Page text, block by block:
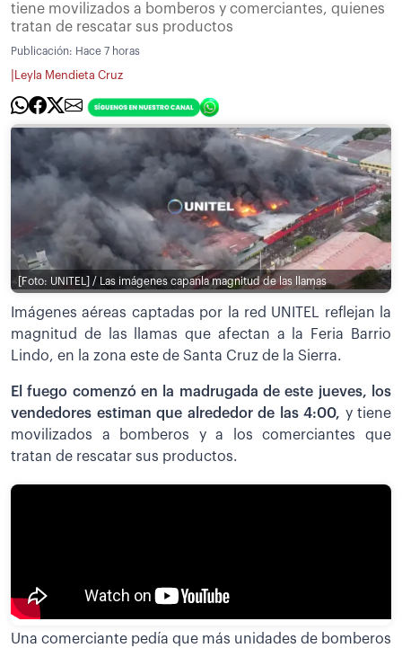
tiene movilizados a bomberos y comerciantes, quienes
tratan de rescatar sus productos
Publicación: Hace 7 horas
Leyla Mendieta Cruz
[Foto: UNITEL] / Las imágenes capanla magnitud de las llamas
Imágenes aéreas captadas por la red UNITEL reflejan la
magnitud de las llamas que afectan a la Feria Barrio
Lindo, en la zona este de Santa Cruz de la Sierra.
El fuego comenzó en la madrugada de este jueves, los
vendedores estiman que alrededor de las 4:00, y tiene
movilizados a bomberos y a los comerciantes que
tratan de rescatar sus productos.
Una comerciante pedía que más unidades de bomberos